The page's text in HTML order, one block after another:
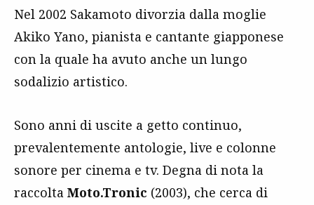
Nel 2002 Sakamoto divorzia dalla moglie
Akiko Yano, pianista e cantante giapponese
con la quale ha avuto anche un lungo
sodalizio artistico.
Sono anni di uscite a getto continuo,
prevalentemente antologie, live e colonne
sonore per cinema e tv. Degna di nota la
raccolta Moto.Tronic (2003), che cerca di